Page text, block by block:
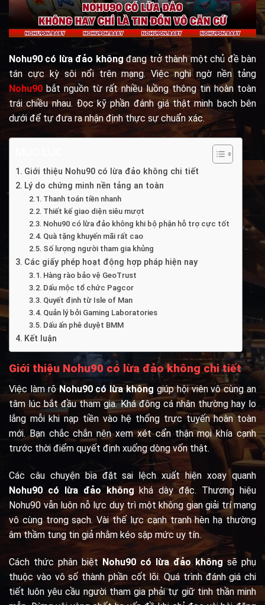
Nohu90 có lừa đảo khôngđang trở thành một chủ đề bàn
tán cực kỳ sôi nổi trên mạng. Việc nghi ngờ nền tảng
Nohu90 bắt nguồn từ rất nhiều luồng thông tin hoàn toàn
trái chiều nhau. Đọc kỹ phần đánh giá thật minh bạch bên
dưới để tự đưa ra nhận định thực sự chuẩn xác.
Giới thiệu Nohu90 có lừa đảo không chi tiết
Lý do chứng minh nền tảng an toàn
Thanh toán tiền nhanh
Thiết kế giao diện siêu mượt
Nohu90 có lừa đảo không khi bộ phận hỗ trợ cực tốt
Quà tặng khuyến mãi rất cao
Số lượng người tham gia khủng
Các giấy phép hoạt động hợp pháp hiện nay
Hàng rào bảo vệ GeoTrust
Dấu mộc tổ chức Pagcor
Quyết định từ Isle of Man
Quản lý bởi Gaming Laboratories
Dấu ấn phê duyệt BMM
Kết luận
Giới thiệu Nohu90 có lừa đảo không chi tiết
Việc làm rõNohu90 có lừa không giúp hội viên vô cùng an
tâm lúc bắt đầu tham gia. Khá đông cá nhân thường hay lo
lắng mỗi khi nạp tiền vào hệ thống trực tuyến hoàn toàn
mới. Bạn chắc chắn nên xem xét cẩn thận mọi khía cạnh
trước thời điểm quyết định xuống dòng vốn thật.
Các câu chuyện bịa đặt sai lệch xuất hiện xoay quanh
Nohu90 có lừa đảo không khá dày đặc. Thương hiệu
Nohu90 vẫn luôn nỗ lực duy trì một không gian giải trí mạng
vô cùng trong sạch. Vài thế lực cạnh tranh hèn hạ thường
âm thầm tung tin giả nhằm kéo sập mức uy tín.
Cách thức phân biệt Nohu90 có lừa đảo khôngsẽ phụ
thuộc vào vô số thành phần cốt lõi. Quá trình đánh giá chi
tiết luôn yêu cầu người tham gia phải tự giữ tinh thần minh